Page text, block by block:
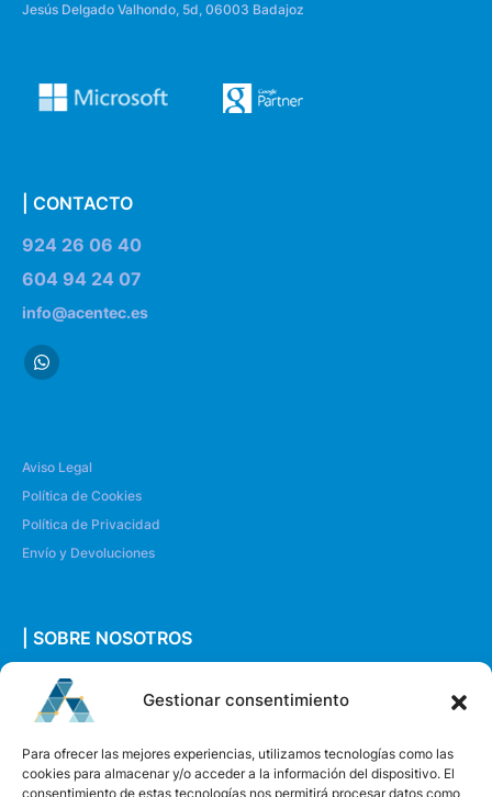
Gestionar consentimiento
Para ofrecer las mejores experiencias, utilizamos tecnologías como las
cookies para almacenar y/o acceder a la información del dispositivo. El
consentimiento de estas tecnologías nos permitirá procesar datos como
Jesús Delgado Valhondo, 5d, 06003 Badajoz
| CONTACTO
924 26 06 40
604 94 24 07
info@acentec.es
Aviso Legal
Política de Cookies
Política de Privacidad
Envío y Devoluciones
| SOBRE NOSOTROS
Quiénes somos
Envíanos un mensaje